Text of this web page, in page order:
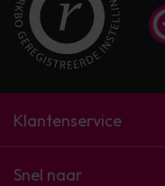
Klantenservice
Snel naar